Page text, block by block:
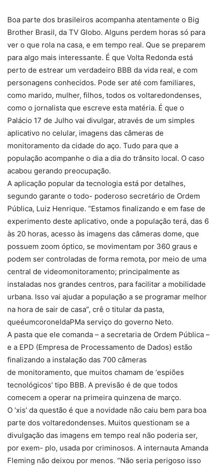
Boa parte dos brasileiros acompanha atentamente o Big
Brother Brasil, da TV Globo. Alguns perdem horas só para
ver o que rola na casa, e em tempo real. Que se preparem
para algo mais interessante. É que Volta Redonda está
perto de estrear um verdadeiro BBB da vida real, e com
personagens conhecidos. Pode ser até com familiares,
como marido, mulher, filhos, todos os voltaredondenses,
como o jornalista que escreve esta matéria. É que o
Palácio 17 de Julho vai divulgar, através de um simples
aplicativo no celular, imagens das câmeras de
monitoramento da cidade do aço. Tudo para que a
população acompanhe o dia a dia do trânsito local. O caso
acabou gerando preocupação.
A aplicação popular da tecnologia está por detalhes,
segundo garante o todo- poderoso secretário de Ordem
Pública, Luiz Henrique. “Estamos finalizando e em fase de
experimento deste aplicativo, onde a população terá, das 6
às 20 horas, acesso às imagens das câmeras dome, que
possuem zoom óptico, se movimentam por 360 graus e
podem ser controladas de forma remota, por meio de uma
central de videomonitoramento; principalmente as
instaladas nos grandes centros, para facilitar a mobilidade
urbana. Isso vai ajudar a população a se programar melhor
na hora de sair de casa”, crê o titular da pasta,
queéumcoroneldaPMa serviço do governo Neto.
A pasta que ele comanda – a secretaria de Ordem Pública –
e a EPD (Empresa de Processamento de Dados) estão
finalizando a instalação das 700 câmeras
de monitoramento, que muitos chamam de ‘espiões
tecnológicos’ tipo BBB. A previsão é de que todos
comecem a operar na primeira quinzena de março.
O ‘xis’ da questão é que a novidade não caiu bem para boa
parte dos voltaredondenses. Muitos questionam se a
divulgação das imagens em tempo real não poderia ser,
por exem- plo, usada por criminosos. A internauta Amanda
Fleming não deixou por menos. “Não seria perigoso isso